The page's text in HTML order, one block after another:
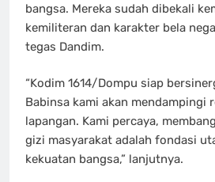
bangsa. Mereka sudah dibekali
kemiliteran dan karakter bela
tegas Dandim.
“Kodim 1614/Dompu siap
Babinsa kami akan mendampingi
lapangan. Kami percaya,
gizi masyarakat adalah fondasi
kekuatan bangsa,” lanjutnya.